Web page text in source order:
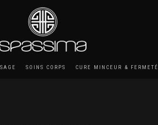
SOINS CORPS CURE MINCEUR & FERMETÉ